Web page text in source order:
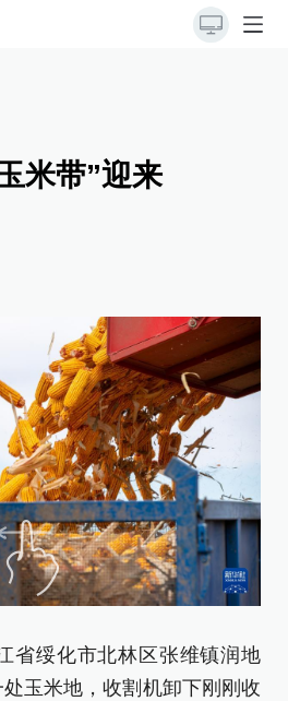
米带”迎来
省绥化市北林区张维镇润地
玉米地，收割机卸下刚刚收